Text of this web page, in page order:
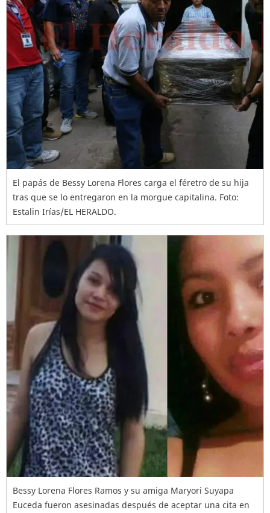
El papás de Bessy Lorena Flores carga el féretro de su hija
tras que se lo entregaron en la morgue capitalina. Foto:
Estalin Irías/EL HERALDO.
Bessy Lorena Flores Ramos y su amiga Maryori Suyapa
Euceda fueron asesinadas después de aceptar una cita en